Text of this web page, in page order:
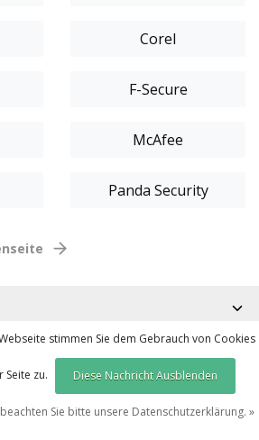
Corel
F-Secure
McAfee
Panda Security
stimmen Sie dem Gebrauch von Cookies
Seite zu. Diese Nachricht Ausblenden
Sie bitte unsere Datenschutzerklärung. »